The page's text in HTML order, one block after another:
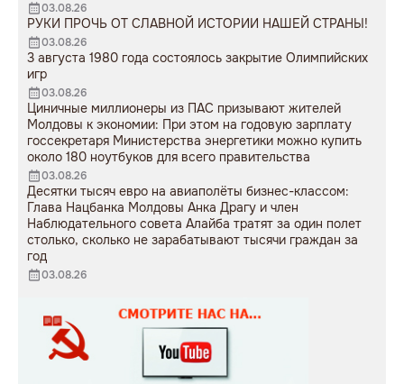
03.08.26
РУКИ ПРОЧЬ ОТ СЛАВНОЙ ИСТОРИИ НАШЕЙ СТРАНЫ!
03.08.26
3 августа 1980 года состоялось закрытие Олимпийских
игр
03.08.26
Циничные миллионеры из ПАС призывают жителей
Молдовы к экономии: При этом на годовую зарплату
госсекретаря Министерства энергетики можно купить
около 180 ноутбуков для всего правительства
03.08.26
Десятки тысяч евро на авиаполёты бизнес-классом:
Глава Нацбанка Молдовы Анка Драгу и член
Наблюдательного совета Алайба тратят за один полет
столько, сколько не зарабатывают тысячи граждан за
год
03.08.26